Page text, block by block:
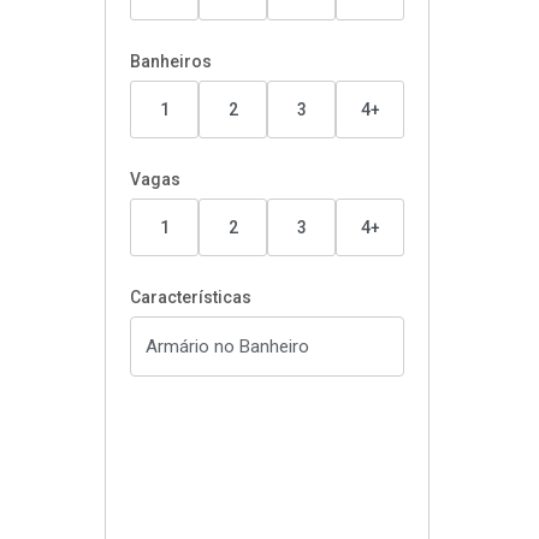
Banheiros
1 2 3 4+
Vagas
1 2 3 4+
Características